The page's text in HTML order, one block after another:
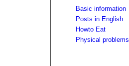
Basic information
Posts in English
Howto Eat
Physical problems